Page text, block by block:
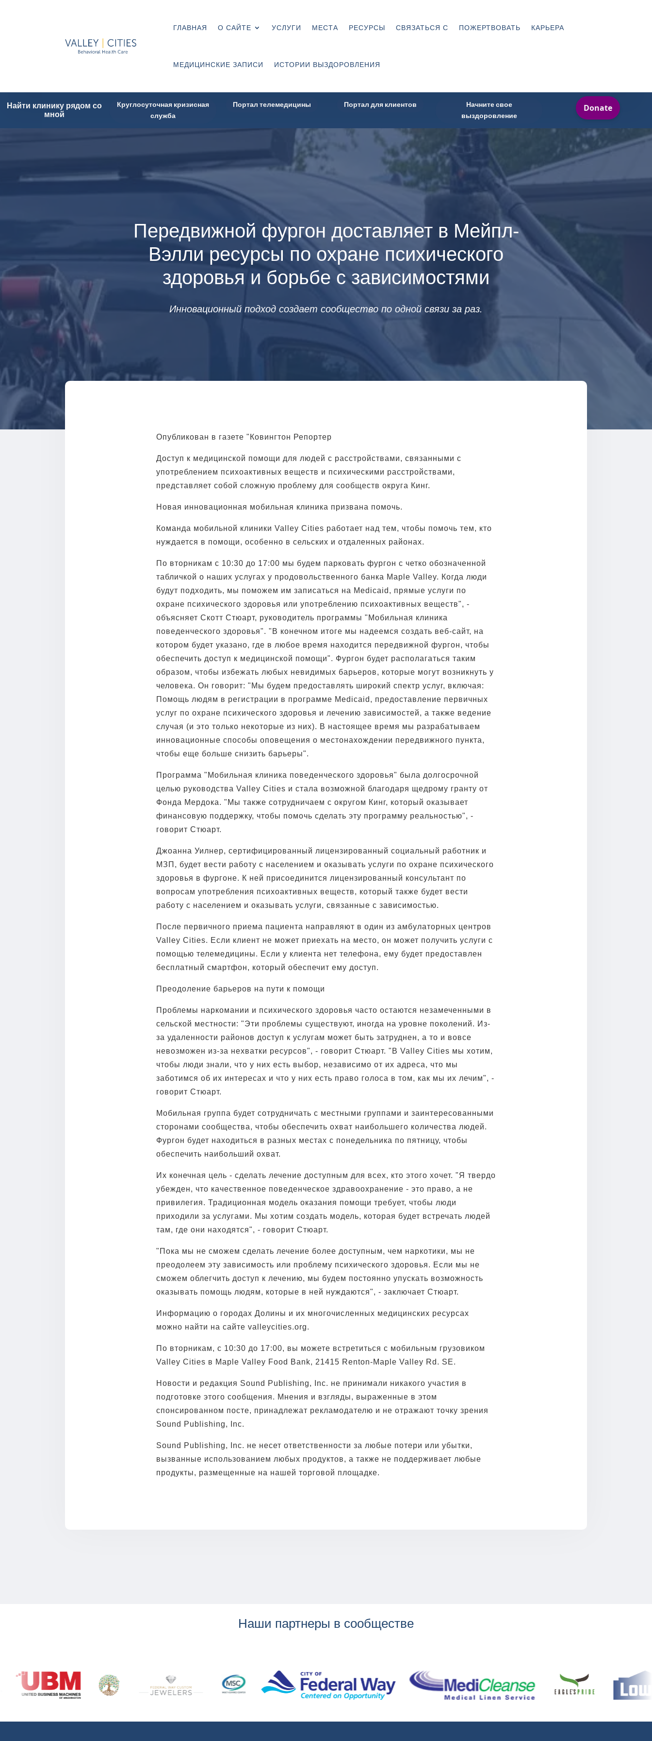
ГЛАВНАЯ О САЙТЕ УСЛУГИ МЕСТА РЕСУРСЫ СВЯЗАТЬСЯ С ПОЖЕРТВОВАТЬ КАРЬЕРА
МЕДИЦИНСКИЕ ЗАПИСИ ИСТОРИИ ВЫЗДОРОВЛЕНИЯ
Найти клинику рядом со
мной
Круглосуточная кризисная
служба
Портал телемедицины Портал для клиентов
Начните свое
выздоровление
Передвижной фургон доставляет в Мейпл-
Вэлли ресурсы по охране психического
здоровья и борьбе с зависимостями
Инновационный подход создает сообщество по одной связи за раз.
Опубликован в газете "Ковингтон Репортер
Доступ к медицинской помощи для людей с расстройствами, связанными с
употреблением психоактивных веществ и психическими расстройствами,
представляет собой сложную проблему для сообществ округа Кинг.
Новая инновационная мобильная клиника призвана помочь.
Команда мобильной клиники Valley Cities работает над тем, чтобы помочь тем, кто
нуждается в помощи, особенно в сельских и отдаленных районах.
По вторникам с 10:30 до 17:00 мы будем парковать фургон с четко обозначенной
табличкой о наших услугах у продовольственного банка Maple Valley. Когда люди
будут подходить, мы поможем им записаться на Medicaid, прямые услуги по
охране психического здоровья или употреблению психоактивных веществ", -
объясняет Скотт Стюарт, руководитель программы "Мобильная клиника
поведенческого здоровья". "В конечном итоге мы надеемся создать веб-сайт, на
котором будет указано, где в любое время находится передвижной фургон, чтобы
обеспечить доступ к медицинской помощи". Фургон будет располагаться таким
образом, чтобы избежать любых невидимых барьеров, которые могут возникнуть у
человека. Он говорит: "Мы будем предоставлять широкий спектр услуг, включая:
Помощь людям в регистрации в программе Medicaid, предоставление первичных
услуг по охране психического здоровья и лечению зависимостей, а также ведение
случая (и это только некоторые из них). В настоящее время мы разрабатываем
инновационные способы оповещения о местонахождении передвижного пункта,
чтобы еще больше снизить барьеры".
Программа "Мобильная клиника поведенческого здоровья" была долгосрочной
целью руководства Valley Cities и стала возможной благодаря щедрому гранту от
Фонда Мердока. "Мы также сотрудничаем с округом Кинг, который оказывает
финансовую поддержку, чтобы помочь сделать эту программу реальностью", -
говорит Стюарт.
Джоанна Уилнер, сертифицированный лицензированный социальный работник и
МЗП, будет вести работу с населением и оказывать услуги по охране психического
здоровья в фургоне. К ней присоединится лицензированный консультант по
вопросам употребления психоактивных веществ, который также будет вести
работу с населением и оказывать услуги, связанные с зависимостью.
После первичного приема пациента направляют в один из амбулаторных центров
Valley Cities. Если клиент не может приехать на место, он может получить услуги с
помощью телемедицины. Если у клиента нет телефона, ему будет предоставлен
бесплатный смартфон, который обеспечит ему доступ.
Преодоление барьеров на пути к помощи
Проблемы наркомании и психического здоровья часто остаются незамеченными в
сельской местности: "Эти проблемы существуют, иногда на уровне поколений. Из-
за удаленности районов доступ к услугам может быть затруднен, а то и вовсе
невозможен из-за нехватки ресурсов", - говорит Стюарт. "В Valley Cities мы хотим,
чтобы люди знали, что у них есть выбор, независимо от их адреса, что мы
заботимся об их интересах и что у них есть право голоса в том, как мы их лечим", -
говорит Стюарт.
Мобильная группа будет сотрудничать с местными группами и заинтересованными
сторонами сообщества, чтобы обеспечить охват наибольшего количества людей.
Фургон будет находиться в разных местах с понедельника по пятницу, чтобы
обеспечить наибольший охват.
Их конечная цель - сделать лечение доступным для всех, кто этого хочет. "Я твердо
убежден, что качественное поведенческое здравоохранение - это право, а не
привилегия. Традиционная модель оказания помощи требует, чтобы люди
приходили за услугами. Мы хотим создать модель, которая будет встречать людей
там, где они находятся", - говорит Стюарт.
"Пока мы не сможем сделать лечение более доступным, чем наркотики, мы не
преодолеем эту зависимость или проблему психического здоровья. Если мы не
сможем облегчить доступ к лечению, мы будем постоянно упускать возможность
оказывать помощь людям, которые в ней нуждаются", - заключает Стюарт.
Информацию о городах Долины и их многочисленных медицинских ресурсах
можно найти на сайте valleycities.org.
По вторникам, с 10:30 до 17:00, вы можете встретиться с мобильным грузовиком
Valley Cities в Maple Valley Food Bank, 21415 Renton-Maple Valley Rd. SE.
Новости и редакция Sound Publishing, Inc. не принимали никакого участия в
подготовке этого сообщения. Мнения и взгляды, выраженные в этом
спонсированном посте, принадлежат рекламодателю и не отражают точку зрения
Sound Publishing, Inc.
Sound Publishing, Inc. не несет ответственности за любые потери или убытки,
вызванные использованием любых продуктов, а также не поддерживает любые
продукты, размещенные на нашей торговой площадке.
Наши партнеры в сообществе